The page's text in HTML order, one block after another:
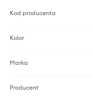
Kod producenta
Kolor
Marka
Producent